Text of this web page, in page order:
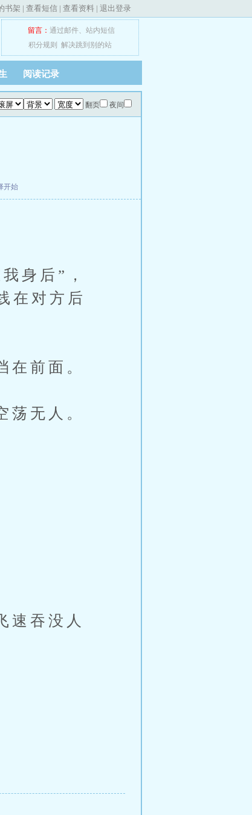
书架 | 查看短信 | 查看资料 | 退出登录
留言： 通过邮件、 站内短信
积分规则
解决跳到别的站
阅读记录
翻页 夜间
开始
身后”，
在对方后
前面。
无人。
吞没人